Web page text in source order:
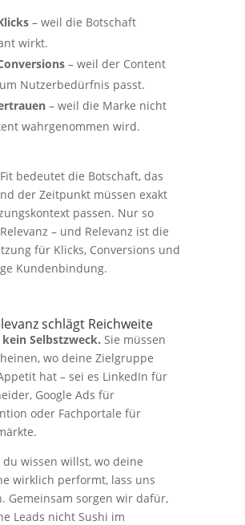
– weil die Botschaft
wirkt.
– weil der Content
Nutzerbedürfnis passt.
– weil die Marke nicht
wahrgenommen wird.
bedeutet die Botschaft, das
der Zeitpunkt müssen exakt
passen. Nur so
– und Relevanz ist die
für Klicks, Conversions und
Kundenbindung.
schlägt Reichweite
Selbstzweck. Sie müssen
wo deine Zielgruppe
hat – sei es LinkedIn für
Google Ads für
oder Fachportale für
wissen willst, wo deine
wirklich performt, lass uns
Gemeinsam sorgen wir dafür,
Leads nicht Sushi im